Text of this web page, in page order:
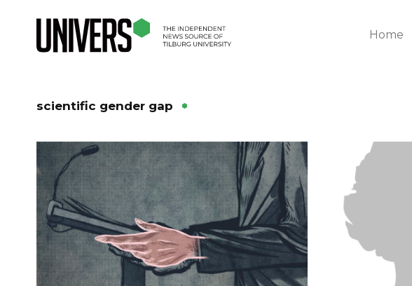
Home
scientific gender gap